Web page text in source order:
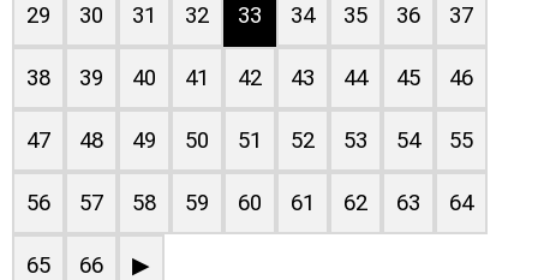
29 30 31 32 33 34 35 36 37
38 39 40 41 42 43 44 45 46
47 48 49 50 51 52 53 54 55
56 57 58 59 60 61 62 63 64
65 66 ▶